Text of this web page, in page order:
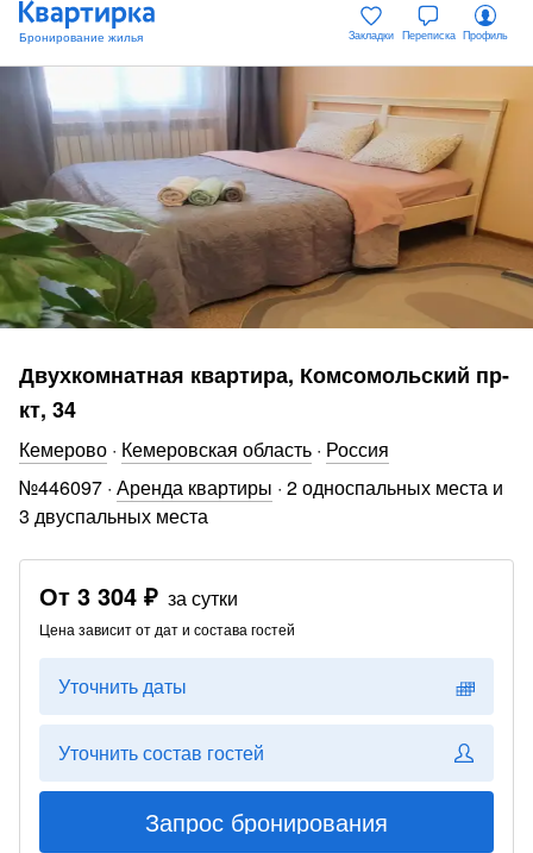
Закладки Переписка Профиль
Двухкомнатная квартира, Комсомольский пр-
кт, 34
Кемерово · Кемеровская область · Россия
№446097 · Аренда квартиры · 2 односпальных места и
3 двуспальных места
От 3 304 ₽ за сутки
Цена зависит от дат и состава гостей
Уточнить даты
Уточнить состав гостей
Запрос бронирования